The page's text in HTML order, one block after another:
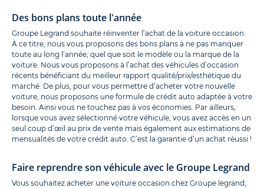
Des bons plans toute l'année
Groupe Legrand souhaite réinventer l’achat de la voiture occasion.
À ce titre, nous vous proposons des bons plans à ne pas manquer
toute au long l’année, quel que soit le modèle ou la marque de la
voiture. Nous vous proposons à l’achat des véhicules d’occasion
récents bénéficiant du meilleur rapport qualité/prix/esthétique du
marché. De plus, pour vous permettre d’acheter votre nouvelle
voiture, nous proposons une formule de crédit auto adaptée à votre
besoin. Ainsi vous ne touchez pas à vos économies. Par ailleurs,
lorsque vous avez sélectionné votre véhicule, vous avez accès en un
seul coup d’œil au prix de vente mais également aux estimations de
mensualités de votre crédit auto. C’est la garantie d’un achat réussi !
Faire reprendre son véhicule avec le Groupe Legrand
Vous souhaitez acheter une voiture occasion chez Groupe legrand,